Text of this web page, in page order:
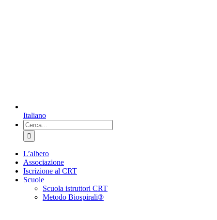
Italiano
Cerca
per:
L’albero
Associazione
Iscrizione al CRT
Scuole
Scuola istruttori CRT
Metodo Biospirali®